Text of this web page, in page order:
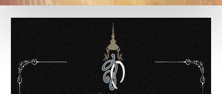
หน้าหลัก
การเรียนการสอน